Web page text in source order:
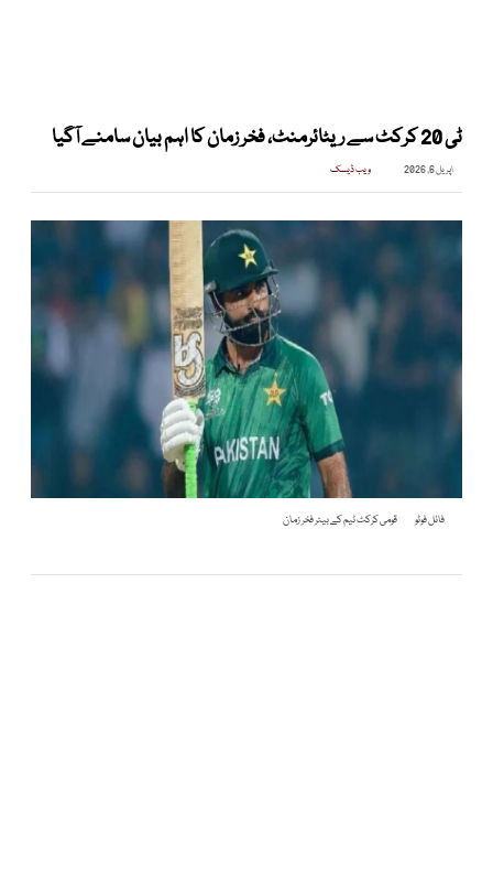
ٹی 20 کرکٹ سے ریٹائرمنٹ، فخر زمان کا اہم بیان سامنے آگیا
اپریل 6, 2026 ویب ڈیسک
فائل فوٹو قومی کرکٹ ٹیم کے بیٹر فخر زمان